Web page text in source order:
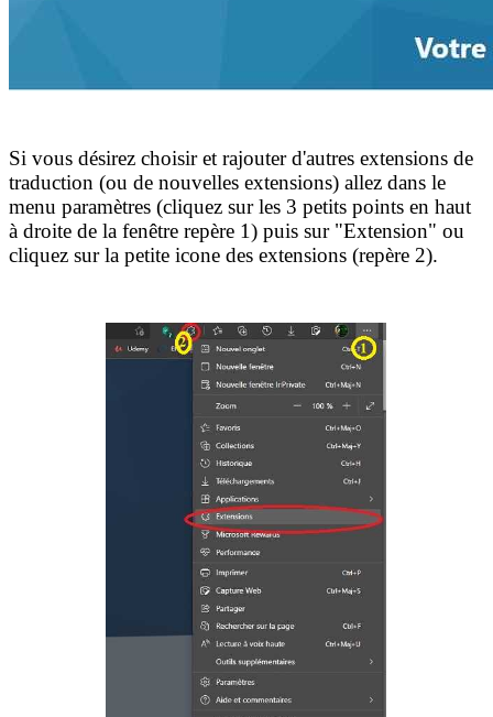
Si vous désirez choisir et rajouter d'autres extensions de
traduction (ou de nouvelles extensions) allez dans le
menu paramètres (cliquez sur les 3 petits points en haut
à droite de la fenêtre repère 1) puis sur "Extension" ou
cliquez sur la petite icone des extensions (repère 2).